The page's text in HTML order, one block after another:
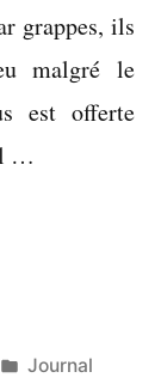
grappes, ils
malgré le
est offerte
…
Publié
Journal